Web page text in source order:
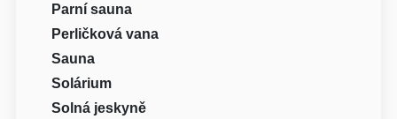
Parní sauna
Perličková vana
Sauna
Solárium
Solná jeskyně